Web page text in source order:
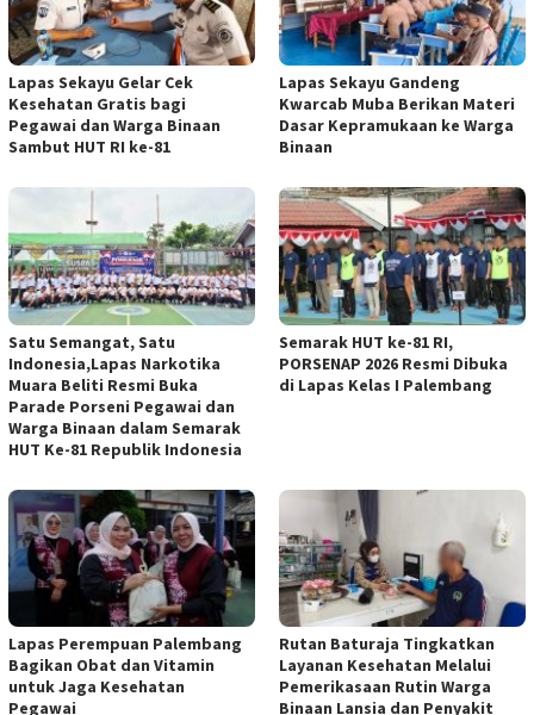
Lapas Sekayu Gelar Cek
Kesehatan Gratis bagi
Pegawai dan Warga Binaan
Sambut HUT RI ke-81
Lapas Sekayu Gandeng
Kwarcab Muba Berikan Materi
Dasar Kepramukaan ke Warga
Binaan
Satu Semangat, Satu
Indonesia,Lapas Narkotika
Muara Beliti Resmi Buka
Parade Porseni Pegawai dan
Warga Binaan dalam Semarak
HUT Ke-81 Republik Indonesia
Semarak HUT ke-81 RI,
PORSENAP 2026 Resmi Dibuka
di Lapas Kelas I Palembang
Lapas Perempuan Palembang
Bagikan Obat dan Vitamin
untuk Jaga Kesehatan
Pegawai
Rutan Baturaja Tingkatkan
Layanan Kesehatan Melalui
Pemerikasaan Rutin Warga
Binaan Lansia dan Penyakit